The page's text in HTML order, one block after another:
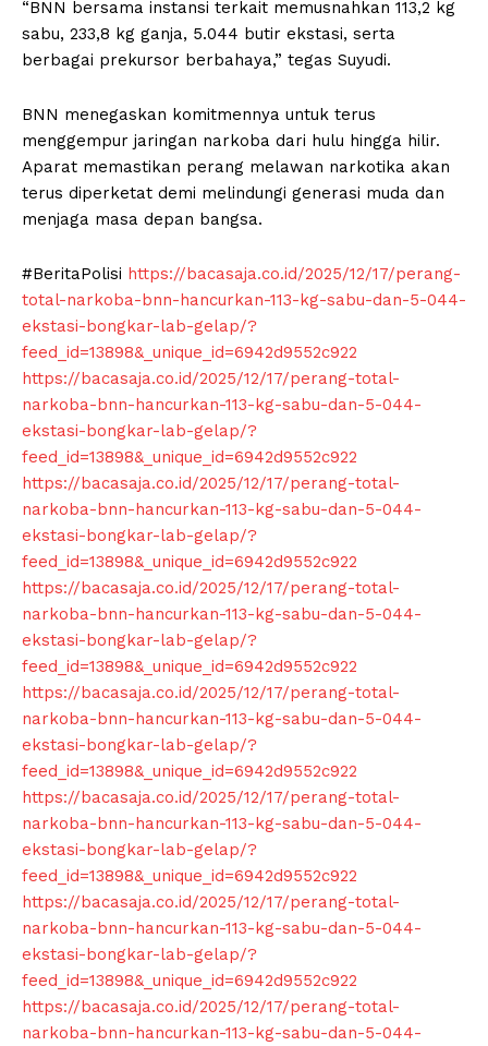
“BNN bersama instansi terkait memusnahkan 113,2 kg
sabu, 233,8 kg ganja, 5.044 butir ekstasi, serta
berbagai prekursor berbahaya,” tegas Suyudi.
BNN menegaskan komitmennya untuk terus
menggempur jaringan narkoba dari hulu hingga hilir.
Aparat memastikan perang melawan narkotika akan
terus diperketat demi melindungi generasi muda dan
menjaga masa depan bangsa.
#BeritaPolisi https://bacasaja.co.id/2025/12/17/perang-
total-narkoba-bnn-hancurkan-113-kg-sabu-dan-5-044-
ekstasi-bongkar-lab-gelap/?
feed_id=13898&_unique_id=6942d9552c922
https://bacasaja.co.id/2025/12/17/perang-total-
narkoba-bnn-hancurkan-113-kg-sabu-dan-5-044-
ekstasi-bongkar-lab-gelap/?
feed_id=13898&_unique_id=6942d9552c922
https://bacasaja.co.id/2025/12/17/perang-total-
narkoba-bnn-hancurkan-113-kg-sabu-dan-5-044-
ekstasi-bongkar-lab-gelap/?
feed_id=13898&_unique_id=6942d9552c922
https://bacasaja.co.id/2025/12/17/perang-total-
narkoba-bnn-hancurkan-113-kg-sabu-dan-5-044-
ekstasi-bongkar-lab-gelap/?
feed_id=13898&_unique_id=6942d9552c922
https://bacasaja.co.id/2025/12/17/perang-total-
narkoba-bnn-hancurkan-113-kg-sabu-dan-5-044-
ekstasi-bongkar-lab-gelap/?
feed_id=13898&_unique_id=6942d9552c922
https://bacasaja.co.id/2025/12/17/perang-total-
narkoba-bnn-hancurkan-113-kg-sabu-dan-5-044-
ekstasi-bongkar-lab-gelap/?
feed_id=13898&_unique_id=6942d9552c922
https://bacasaja.co.id/2025/12/17/perang-total-
narkoba-bnn-hancurkan-113-kg-sabu-dan-5-044-
ekstasi-bongkar-lab-gelap/?
feed_id=13898&_unique_id=6942d9552c922
https://bacasaja.co.id/2025/12/17/perang-total-
narkoba-bnn-hancurkan-113-kg-sabu-dan-5-044-